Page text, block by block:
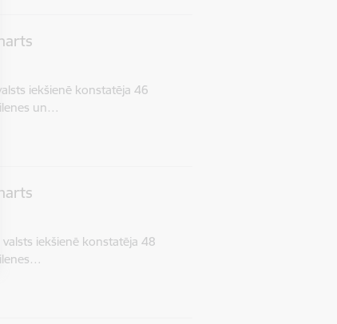
iekšienē konstatēja 46
un…
iekšienē konstatēja 48